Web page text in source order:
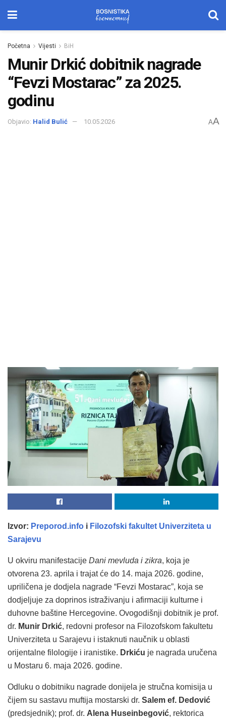
Početna Vijesti BiH
Munir Drkić dobitnik nagrade
“Fevzi Mostarac” za 2025.
godinu
Objavio: Halid Bulić 10.05.2026 AA
Izvor: Preporod.info i Filozofski fakultet Univerziteta u
Sarajevu
U okviru manifestacije Dani mevluda i zikra, koja je
otvorena 23. aprila i trajat će do 14. maja 2026. godine,
upriličena je dodjela nagrade “Fevzi Mostarac”, koja se
dodjeljuje za doprinos istraživanju i afirmaciji kulturne i
duhovne baštine Hercegovine. Ovogodišnji dobitnik je prof.
dr. Munir Drkić, redovni profesor na Filozofskom fakultetu
Univerziteta u Sarajevu i istaknuti naučnik u oblasti
orijentalne filologije i iranistike. Drkiću je nagrada uručena
u Mostaru 6. maja 2026. godine.
Odluku o dobitniku nagrade donijela je stručna komisija u
čijem su sastavu muftija mostarski dr. Salem ef. Dedović
(predsjednik); prof. dr. Alena Huseinbegović, rektorica